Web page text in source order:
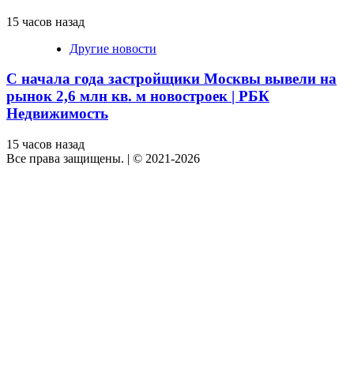
15 часов назад
Другие новости
С начала года застройщики Москвы вывели на
рынок 2,6 млн кв. м новостроек | РБК
Недвижимость
15 часов назад
Все права защищены. | © 2021-2026